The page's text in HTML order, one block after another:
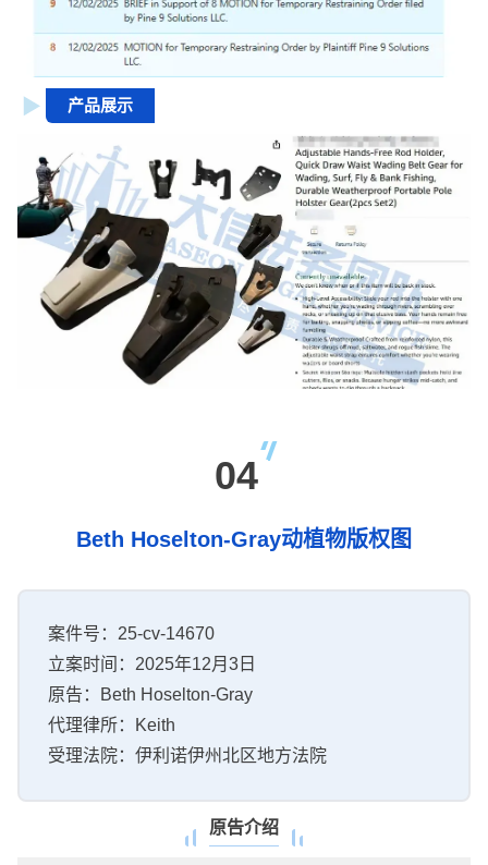
产品展示
04
Beth Hoselton-Gray动植物版权图
案件号：25-cv-14670
立案时间：2025年12月3日
原告：Beth Hoselton-Gray
代理律所：Keith
受理法院：伊利诺伊州北区地方法院
原告介绍